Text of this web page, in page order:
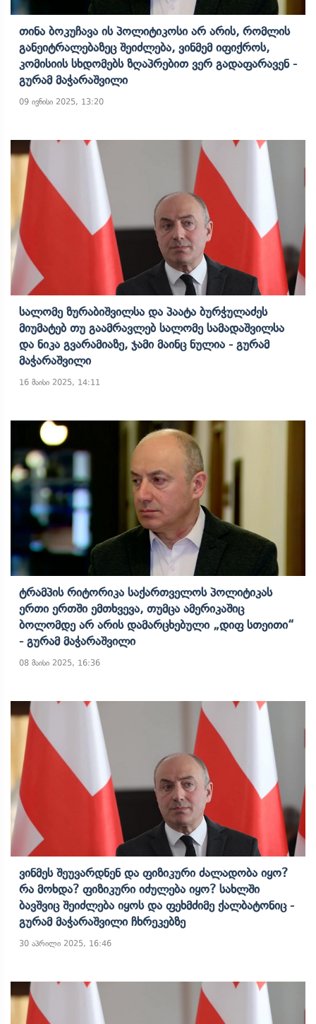
Თინა Ბოკუჩავა Ის Პოლიტიკოსი Არ Არის, Რომლის
Განეიტრალებაზეც Შეიძლება, Ვინმემ Იფიქროს,
Კომისიის Სხდომებს Ზღაპრებით Ვერ Გადაფარავენ -
Გურამ Მაჭარაშვილი
09 ივნისი 2025, 13:20
Სალომე Ზურაბიშვილსა Და Პაატა Ბურჭულაძეს
Მიუმატებ Თუ Გაამრავლებ Სალომე Სამადაშვილსა
Და Ნიკა Გვარამიაზე, Ჯამი Მაინც Ნულია - Გურამ
Მაჭარაშვილი
16 მაისი 2025, 14:11
Ტრამპის Რიტორიკა Საქართველოს Პოლიტიკას
Ერთი Ერთში Ემთხვევა, Თუმცა Ამერიკაშიც
Ბოლომდე Არ Არის Დამარცხებული „დიფ Სთეითი“
- Გურამ Მაჭარაშვილი
08 მაისი 2025, 16:36
Ვინმეს Შეუვარდნენ Და Ფიზიკური Ძალადობა Იყო?
Რა Მოხდა? Ფიზიკური Იძულება Იყო? Სახლში
Ბავშვიც Შეიძლება Იყოს Და Ფეხმძიმე Ქალბატონიც -
Გურამ Მაჭარაშვილი Ჩხრეკებზე
30 აპრილი 2025, 16:46